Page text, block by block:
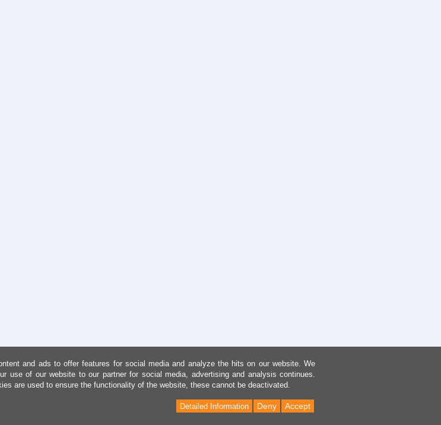
and ads to offer features for social media and analyze the hits on our website. We
use of our website to our partner for social media, advertising and analysis continues.
are used to ensure the functionality of the website, these cannot be deactivated.
Accept
Deny
Detailed Information